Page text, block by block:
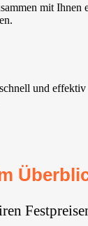
mit
und